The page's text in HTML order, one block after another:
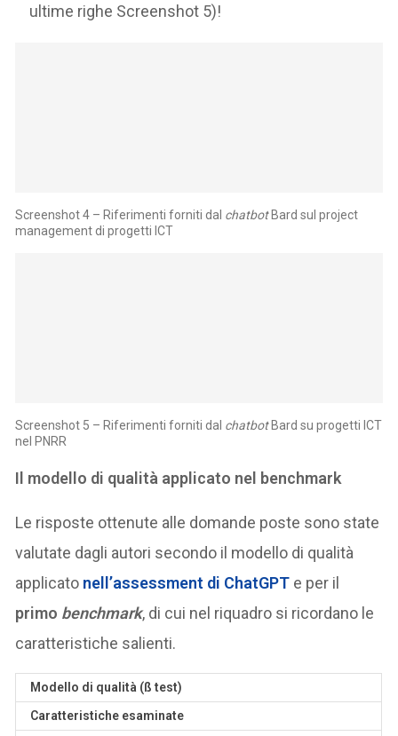
ultime righe Screenshot 5)!
Screenshot 4 – Riferimenti forniti dal chatbotBard sul project
management di progetti ICT
Screenshot 5 – Riferimenti forniti dal chatbotBard su progetti ICT
nel PNRR
Il modello di qualità applicato nel benchmark
Le risposte ottenute alle domande poste sono state
valutate dagli autori secondo il modello di qualità
applicato nell’assessment di ChatGPT e per il
primo benchmark, di cui nel riquadro si ricordano le
caratteristiche salienti.
Modello di qualità (ß test)
Caratteristiche esaminate